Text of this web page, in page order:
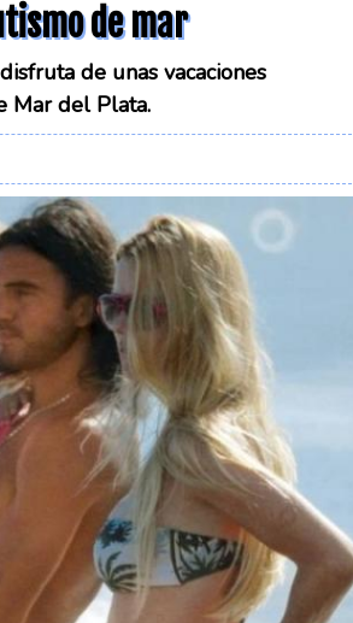
de mar
de unas vacaciones
Mar del Plata.